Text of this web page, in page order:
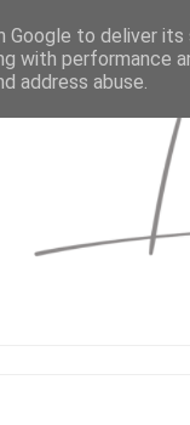
to deliver
with performance
address abuse.